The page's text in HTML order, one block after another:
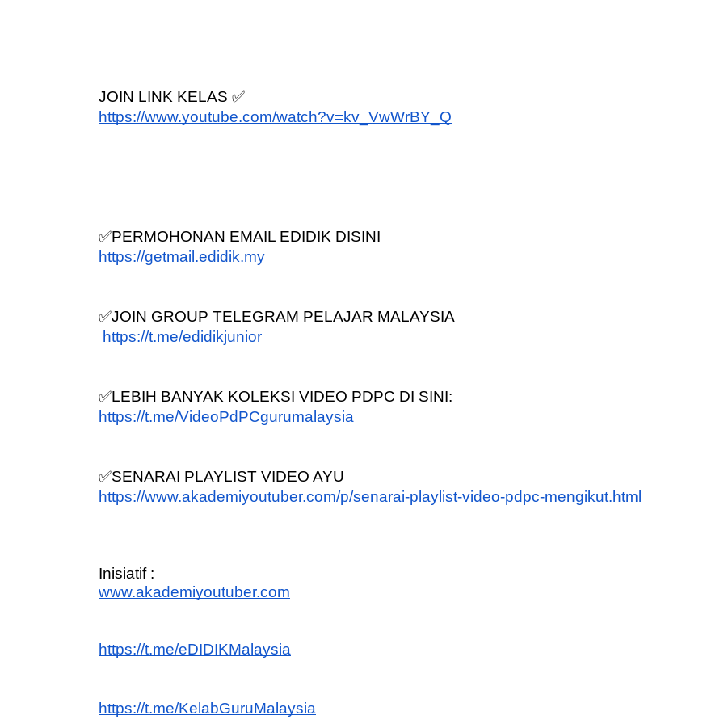
JOIN LINK KELAS ✅
https://www.youtube.com/watch?v=kv_VwWrBY_Q
✅PERMOHONAN EMAIL EDIDIK DISINI
https://getmail.edidik.my
✅JOIN GROUP TELEGRAM PELAJAR MALAYSIA
https://t.me/edidikjunior
✅LEBIH BANYAK KOLEKSI VIDEO PDPC DI SINI:
https://t.me/VideoPdPCgurumalaysia
✅SENARAI PLAYLIST VIDEO AYU
https://www.akademiyoutuber.com/p/senarai-playlist-video-pdpc-mengikut.html
Inisiatif :
www.akademiyoutuber.com
https://t.me/eDIDIKMalaysia
https://t.me/KelabGuruMalaysia
Tingkatan 4
8 hari yang lalu
🔴 [LIVE] PRINSIP PERAKAUNAN,